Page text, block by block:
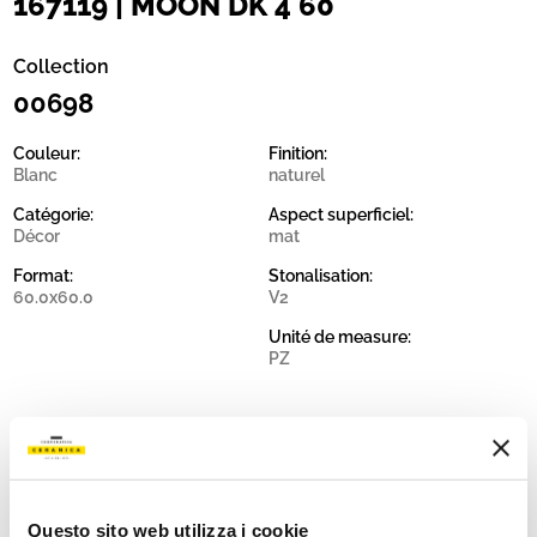
Questo sito web utilizza i cookie
Collection
00698
Couleur:
Blanc
Catégorie:
Décor
Format:
60.0x60.0
Finition:
naturel
Aspect superficiel:
mat
Stonalisation:
V2
Unité de measure:
PZ